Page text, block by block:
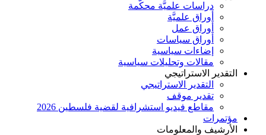
دراسات علميَّة محكَّمة
أوراق علميَّة
أوراق عمل
أوراق سياسات
إضاءات سياسية
مقالات وتحليلات سياسية
التقدير الاستراتيجي
التقدير الاستراتيجي
تقدير موقف
مقاطع فيديو استشرافية لقضية فلسطين 2026
مؤتمرات
الأرشيف والمعلومات